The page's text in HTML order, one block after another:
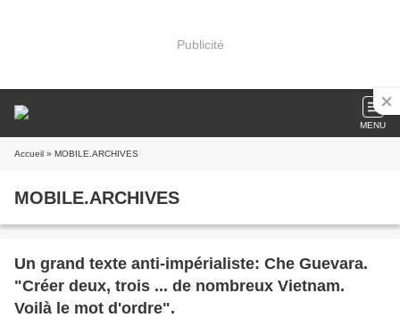
Publicité
MENU
Accueil » MOBILE.ARCHIVES
MOBILE.ARCHIVES
Un grand texte anti-impérialiste: Che Guevara.
"Créer deux, trois ... de nombreux Vietnam.
Voilà le mot d'ordre".